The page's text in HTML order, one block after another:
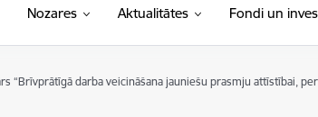
Nozares Aktualitātes Fondi un
“Brīvprātīgā darba veicināšana jauniešu prasmju attīstībai,